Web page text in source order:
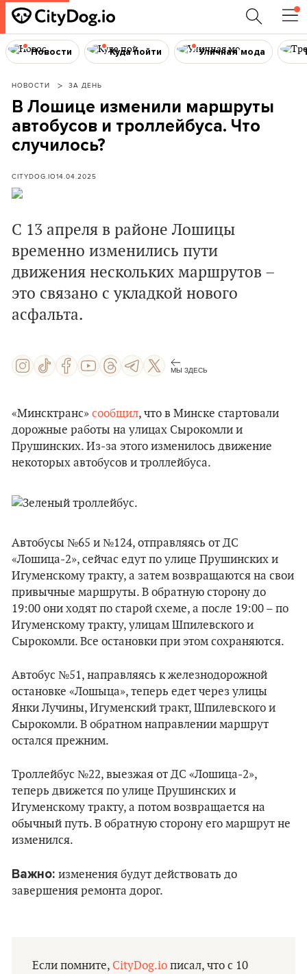
Новости Куда пойти Уличная мода
НОВОСТИ ЗА ДЕНЬ
В Лошице изменили маршруты
автобусов и троллейбуса. Что
случилось?
CITYDOG.IO14.04.2025
С 13 апреля в районе Лошицы
временно изменились пути
движения нескольких маршрутов –
это связано с укладкой нового
асфальта.
МЫ ЗДЕСЬ
«Минсктранс» сообщил, что в Минске стартовали
дорожные работы на улицах Сырокомли и
Прушинских. Из-за этого изменилось движение
некоторых автобусов и троллейбуса.
Автобусы №65 и №124, отправляясь от ДС
«Лошица-2», сейчас едут по улице Прушинских и
Игуменскому тракту, а затем возвращаются на свои
привычные маршруты. В обратную сторону до
19:00 они ходят по старой схеме, а после 19:00 – по
Игуменскому тракту, улицам Шпилевского и
Сырокомли. Все остановки при этом сохраняются.
Автобус №51, направляясь к железнодорожной
остановке «Лошыца», теперь едет через улицы
Янки Лучины, Игуменский тракт, Шпилевского и
Сырокомли. В обратном направлении маршрут
остался прежним.
Троллейбус №22, выезжая от ДС «Лошица-2»,
теперь движется по улице Прушинских и
Игуменскому тракту, а потом возвращается на
обычный путь. В обратную сторону его маршрут не
изменился.
Важно: изменения будут действовать до
завершения ремонта дорог.
Если помните, CityDog.io писал, что с 10